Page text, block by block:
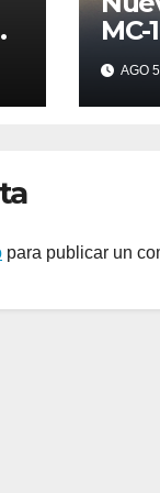
MC-
AGO
para publicar un